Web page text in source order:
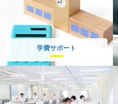
学費サポート